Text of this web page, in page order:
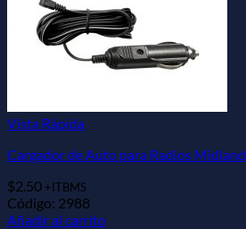
Vista Rápida
Cargador de Auto para Radios Midland
$2.50 +ITBMS
Código: 2988
Añadir al carrito